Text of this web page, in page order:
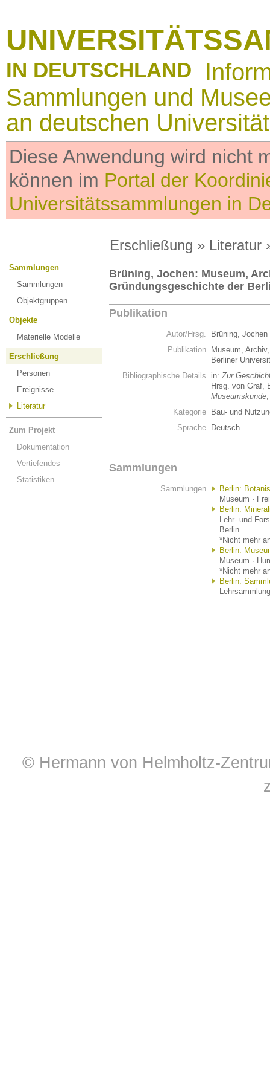
IN DEUTSCHLAND
Sammlungen und
an deutschen
Diese Anwendung wird nicht
können im Portal der
Universitätssammlungen in
Erschließung » Literatur
Sammlungen
Sammlungen
Objektgruppen
Objekte
Materielle Modelle
Erschließung
Personen
Ereignisse
Literatur
Zum Projekt
Dokumentation
Vertiefendes
Statistiken
Brüning, Jochen: Museum,
Gründungsgeschichte der
Publikation
Autor/Hrsg.
Brüning, Jochen
Publikation
Museum,
Berliner
Bibliographische Details
in:Zur
Hrsg. von Graf,
Museumskunde
Kategorie
Bau- und
Sprache
Deutsch
Sammlungen
Sammlungen
Berlin:
Museum ·
Berlin:
Lehr- und
Berlin
*Nicht mehr
Berlin:
Museum ·
*Nicht mehr
Berlin:
© Hermann von Helmholtz-